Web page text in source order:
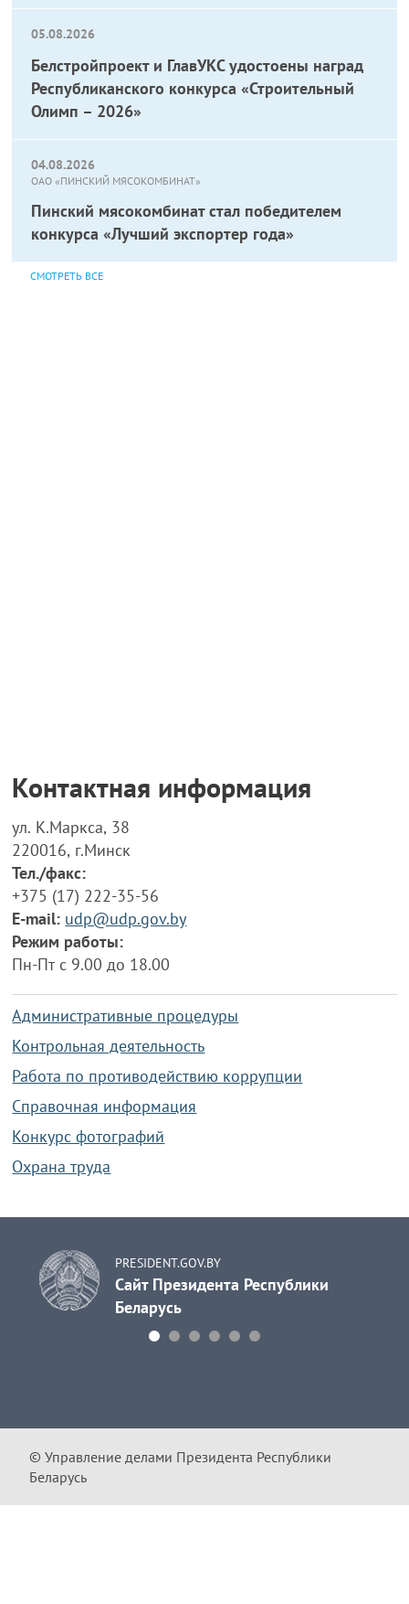
05.08.2026
Белстройпроект и ГлавУКС удостоены наград
Республиканского конкурса «Строительный
Олимп – 2026»
04.08.2026
ОАО «ПИНСКИЙ МЯСОКОМБИНАТ»
Пинский мясокомбинат стал победителем
конкурса «Лучший экспортер года»
СМОТРЕТЬ ВСЕ
Контактная информация
ул. К.Маркса, 38
220016, г.Минск
Тел./факс:
+375 (17) 222-35-56
E-mail: udp@udp.gov.by
Режим работы:
Пн-Пт с 9.00 до 18.00
Административные процедуры
Контрольная деятельность
Работа по противодействию коррупции
Справочная информация
Конкурс фотографий
Охрана труда
PRESIDENT.GOV.BY
Сайт Президента Республики
Беларусь
© Управление делами Президента Республики
Беларусь